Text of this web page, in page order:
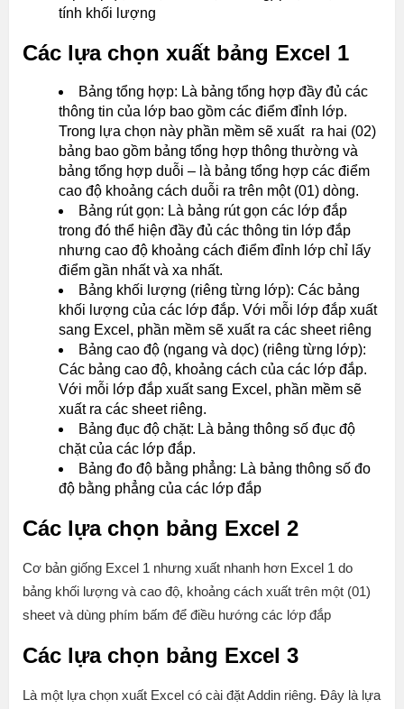
tính khối lượng
Các lựa chọn xuất bảng Excel 1
Bảng tổng hợp: Là bảng tổng hợp đầy đủ các
thông tin của lớp bao gồm các điểm đỉnh lớp.
Trong lựa chọn này phần mềm sẽ xuất ra hai (02)
bảng bao gồm bảng tổng hợp thông thường và
bảng tổng hợp duỗi – là bảng tổng hợp các điểm
cao độ khoảng cách duỗi ra trên một (01) dòng.
Bảng rút gọn: Là bảng rút gọn các lớp đắp
trong đó thể hiện đầy đủ các thông tin lớp đắp
nhưng cao độ khoảng cách điểm đỉnh lớp chỉ lấy
điểm gần nhất và xa nhất.
Bảng khối lượng (riêng từng lớp): Các bảng
khối lượng của các lớp đắp. Với mỗi lớp đắp xuất
sang Excel, phần mềm sẽ xuất ra các sheet riêng
Bảng cao độ (ngang và dọc) (riêng từng lớp):
Các bảng cao độ, khoảng cách của các lớp đắp.
Với mỗi lớp đắp xuất sang Excel, phần mềm sẽ
xuất ra các sheet riêng.
Bảng đục độ chặt: Là bảng thông số đục độ
chặt của các lớp đắp.
Bảng đo độ bằng phẳng: Là bảng thông số đo
độ bằng phẳng của các lớp đắp
Các lựa chọn bảng Excel 2
Cơ bản giống Excel 1 nhưng xuất nhanh hơn Excel 1 do
bảng khối lượng và cao độ, khoảng cách xuất trên một (01)
sheet và dùng phím bấm để điều hướng các lớp đắp
Các lựa chọn bảng Excel 3
Là một lựa chọn xuất Excel có cài đặt Addin riêng. Đây là lựa